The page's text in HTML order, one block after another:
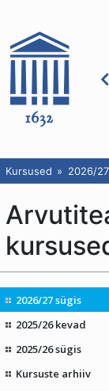
Kursused 2026/
2026/27 sügis
2025/26 kevad
2025/26 sügis
Kursuste arhiiv